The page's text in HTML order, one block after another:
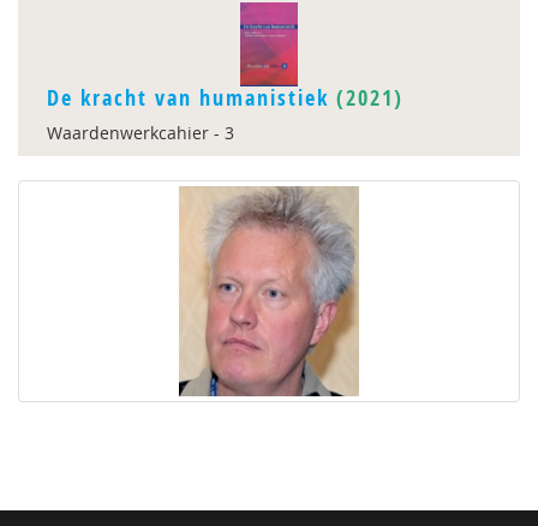
De kracht van humanistiek (2021)
Waardenwerkcahier - 3